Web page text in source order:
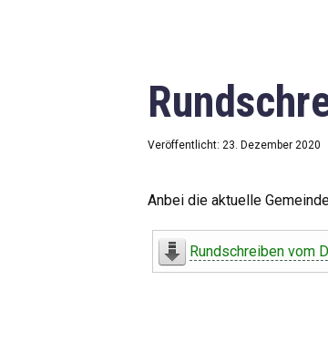
Veröffentlicht: 23. Dezember 2020
Anbei die aktuelle
Rundschreiben vom